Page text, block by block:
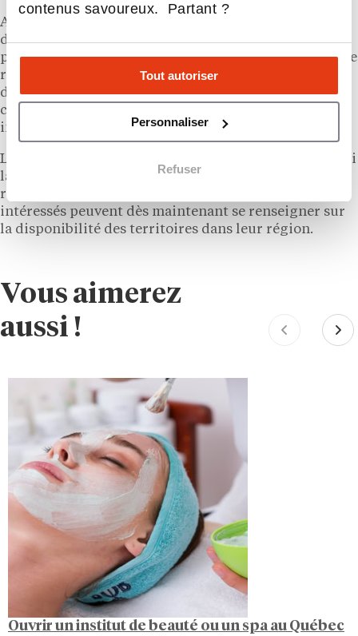
contenus savoureux. Partant ?
Tout autoriser
Personnaliser
Refuser
Avec deux bannières déjà actives et des dizaines
d’emplacements engagés,Happy Belly Food Groupse
positionne comme un nouvel acteur du franchisage de
restauration au Québec. Les segments visés, le
déjeuner et le burger, restent porteurs et
complémentaires des grandes chaînes déjà bien
implantées dans la province.
Les prochaines annonces d’ouvertures, attendues d’ici
la fin de 2026, permettront de mesurer la vitesse
réelle de déploiement de ces réseaux. Les candidats
intéressés peuvent dès maintenant se renseigner sur
la disponibilité des territoires dans leur région.
Vous aimerez
aussi !
Ouvrir un institut de beauté ou un spa au Québec